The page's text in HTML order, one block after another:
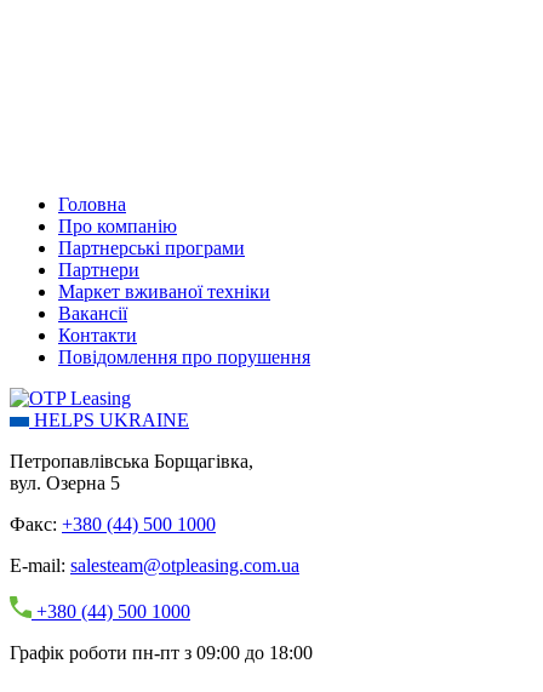
Головна
Про компанію
Партнерські програми
Партнери
Маркет вживаної техніки
Вакансії
Контакти
Повідомлення про порушення
HELPS UKRAINE
Петропавлівська Борщагівка,
вул. Озерна 5
Факс: +380 (44) 500 1000
E-mail: salesteam@otpleasing.com.ua
+380 (44) 500 1000
Графік роботи пн-пт з 09:00 до 18:00